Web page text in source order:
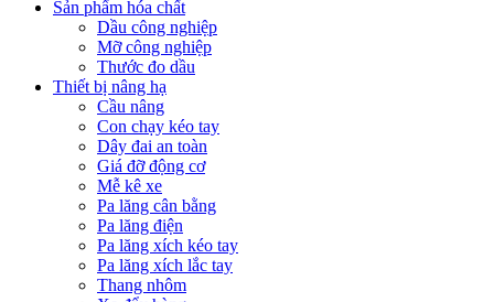
Sản phẩm hóa chất
Dầu công nghiệp
Mỡ công nghiệp
Thước đo dầu
Thiết bị nâng hạ
Cầu nâng
Con chạy kéo tay
Dây đai an toàn
Giá đỡ động cơ
Mễ kê xe
Pa lăng cân bằng
Pa lăng điện
Pa lăng xích kéo tay
Pa lăng xích lắc tay
Thang nhôm